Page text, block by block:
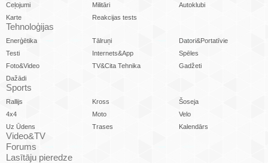
Ceļojumi
Militāri
Autoklubi
Karte
Reakcijas tests
Tehnoloģijas
Enerģētika Tālruņi
Datori&Portatīvie
Testi
Internets&App
Spēles
Foto&Video
TV&Cita Tehnika
Gadžeti
Dažādi
Sports
Rallijs Kross
Šoseja
4x4
Moto
Velo
Uz Ūdens
Trases Kalendārs
Video&TV
Forums
Lasītāju pieredze